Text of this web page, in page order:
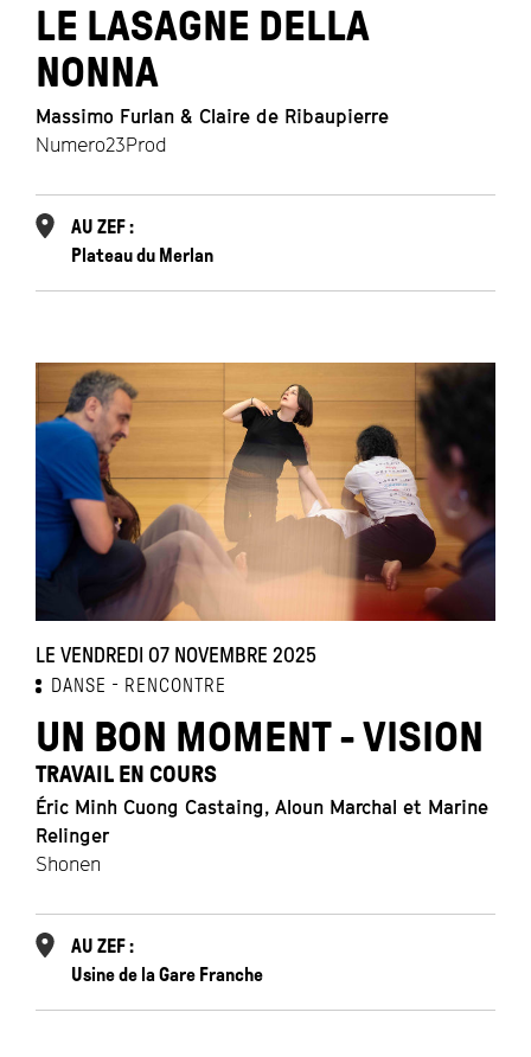
LE LASAGNE DELLA
NONNA
Massimo Furlan & Claire de Ribaupierre
Numero23Prod
AU ZEF :
Plateau du Merlan
LE VENDREDI 07 NOVEMBRE 2025
DANSE RENCONTRE
UN BON MOMENT - VISION
TRAVAIL EN COURS
Éric Minh Cuong Castaing, Aloun Marchal et Marine
Relinger
Shonen
AU ZEF :
Usine de la Gare Franche